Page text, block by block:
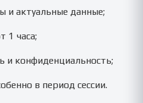
и актуальные данные;
1 часа;
и конфиденциальность;
в период сессии.